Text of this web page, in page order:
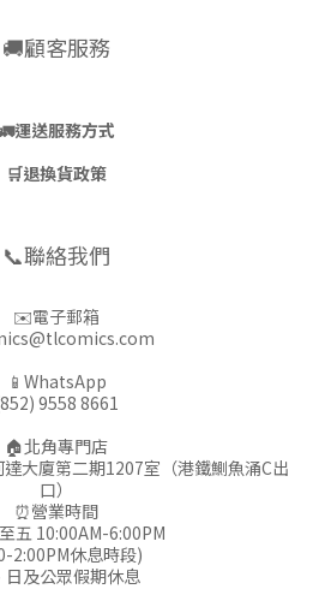
🚚顧客服務
運送服務方式
🛒退換貨政策
📞聯絡我們
✉️電子郵箱
📱WhatsApp
9558 8661
🏠北角專門店
大廈第二期1207室（港鐵鰂魚涌C出
口）
⏰營業時間
五 10:00AM-6:00PM
2:00PM休息時段)
日及公眾假期休息